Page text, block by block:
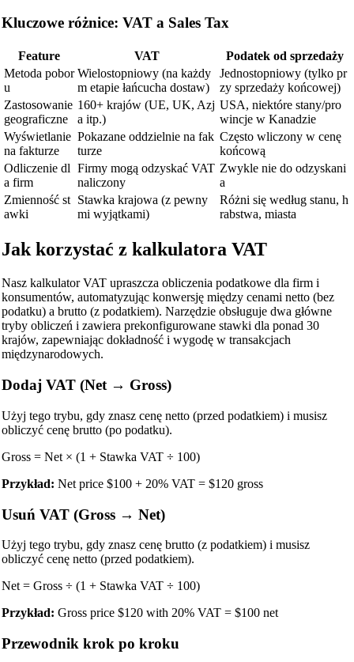
Kluczowe różnice: VAT a Sales Tax
Feature VAT
Podatek od sprzedaży
Metoda pobor
u
Wielostopniowy (na każdy
m etapie łańcucha dostaw)
Jednostopniowy (tylko pr
zy sprzedaży końcowej)
Zastosowanie
geograficzne
160+ krajów (UE, UK, Azj
a itp.)
USA, niektóre stany/pro
wincje w Kanadzie
Wyświetlanie
na fakturze
Pokazane oddzielnie na fak
turze
Często wliczony w cenę
końcową
Odliczenie dl
a firm
Firmy mogą odzyskać VAT
naliczony
Zwykle nie do odzyskani
a
Zmienność st
awki
Stawka krajowa (z pewny
mi wyjątkami)
Różni się według stanu, h
rabstwa, miasta
Jak korzystać z kalkulatora VAT
Nasz kalkulator VAT upraszcza obliczenia podatkowe dla firm i
konsumentów, automatyzując konwersję między cenami netto (bez
podatku) a brutto (z podatkiem). Narzędzie obsługuje dwa główne
tryby obliczeń i zawiera prekonfigurowane stawki dla ponad 30
krajów, zapewniając dokładność i wygodę w transakcjach
międzynarodowych.
Dodaj VAT (Net → Gross)
Użyj tego trybu, gdy znasz cenę netto (przed podatkiem) i musisz
obliczyć cenę brutto (po podatku).
Gross = Net × (1 + Stawka VAT ÷ 100)
Przykład: Net price $100 + 20% VAT = $120 gross
Usuń VAT (Gross → Net)
Użyj tego trybu, gdy znasz cenę brutto (z podatkiem) i musisz
obliczyć cenę netto (przed podatkiem).
Net = Gross ÷ (1 + Stawka VAT ÷ 100)
Przykład: Gross price $120 with 20% VAT = $100 net
Przewodnik krok po kroku